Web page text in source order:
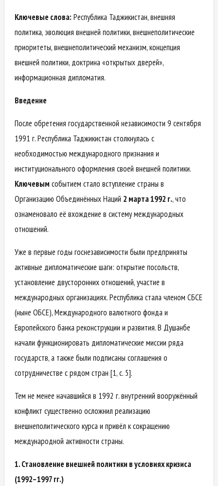
Ключевые слова: Республика Таджикистан, внешняя
политика, эволюция внешней политики, внешнеполитические
приоритеты, внешнеполитический механизм, концепция
внешней политики, доктрина «открытых дверей»,
информационная дипломатия.
Введение
После обретения государственной независимости 9 сентября
1991 г. Республика Таджикистан столкнулась с
необходимостью международного признания и
институционального оформления своей внешней политики.
Ключевым событием стало вступление страны в
Организацию Объединённых Наций 2 марта 1992 г., что
ознаменовало её вхождение в систему международных
отношений.
Уже в первые годы госнезависимости были предприняты
активные дипломатические шаги: открытие посольств,
установление двусторонних отношений, участие в
международных организациях. Республика стала членом СБСЕ
(ныне ОБСЕ), Международного валютного фонда и
Европейского банка реконструкции и развития. В Душанбе
начали функционировать дипломатические миссии ряда
государств, а также были подписаны соглашения о
сотрудничестве с рядом стран [1, с. 5].
Тем не менее начавшийся в 1992 г. внутренний вооружённый
конфликт существенно осложнил реализацию
внешнеполитического курса и привёл к сокращению
международной активности страны.
1. Становление внешней политики в условиях кризиса
(1992–1997 гг.)